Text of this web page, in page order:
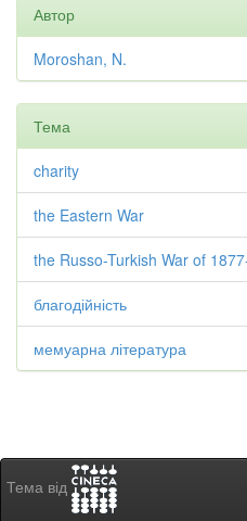
Автор
Moroshan, N.
Тема
charity
the Eastern War
the Russo-Turkish War of
благодійність
мемуарна література
Тема від